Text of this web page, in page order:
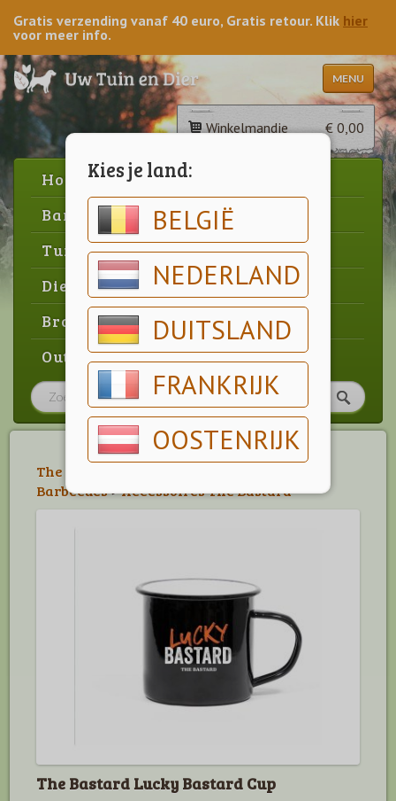
Kies je land:
BELGIË
NEDERLAND
DUITSLAND
FRANKRIJK
OOSTENRIJK
Gratis verzending vanaf 40 euro, Gratis retour. Klik hier
voor meer info.
MENU
Winkelmandje € 0,00
Home
Barbecue
Tuin
Dier
Brood & gebak
Outlet
The Bastard Accessoires
Barbecues>Accessoires The Bastard
The Bastard Lucky Bastard Cup